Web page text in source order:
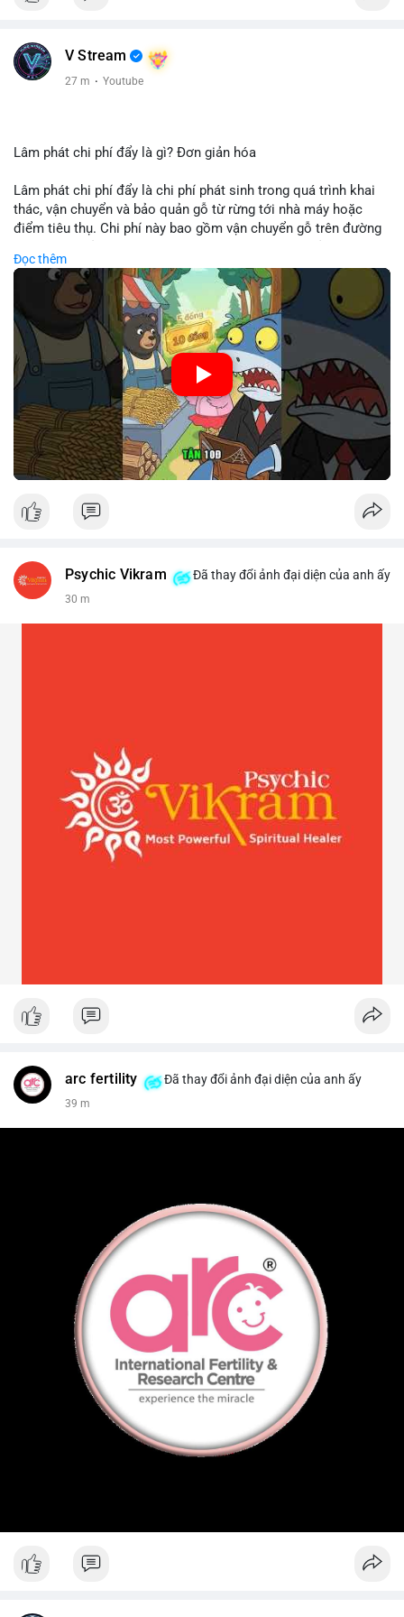
V Stream
27 m · Youtube
Lâm phát chi phí đẩy là gì? Đơn giản hóa
Lâm phát chi phí đẩy là chi phí phát sinh trong quá trình khai
thác, vận chuyển và bảo quản gỗ từ rừng tới nhà máy hoặc
điểm tiêu thụ. Chi phí này bao gồm vận chuyển gỗ trên đường
điều kiện địa hình. Việc hiểu rõ chi phí đẩy giúp doanh nghiệp
lâm nghiệp tối ưu hoá chuỗi cung ứng và kiểm soát lợi nhuận.
🎥 Xem video trực tiếp tại:
Nguồn: Cú Thông Thái
Đọc thêm
Psychic Vikram Đã thay đổi ảnh đại diện của anh ấy
30 m
arc fertility Đã thay đổi ảnh đại diện của anh ấy
39 m